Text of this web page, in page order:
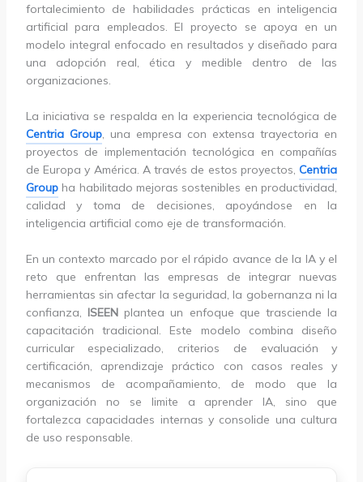
fortalecimiento de habilidades prácticas en inteligencia
artificial para empleados. El proyecto se apoya en un
modelo integral enfocado en resultados y diseñado para
una adopción real, ética y medible dentro de las
organizaciones.
La iniciativa se respalda en la experiencia tecnológica de
Centria Group, una empresa con extensa trayectoria en
proyectos de implementación tecnológica en compañías
de Europa y América. A través de estos proyectos,Centria
Groupha habilitado mejoras sostenibles en productividad,
calidad y toma de decisiones, apoyándose en la
inteligencia artificial como eje de transformación.
En un contexto marcado por el rápido avance de la IA y el
reto que enfrentan las empresas de integrar nuevas
herramientas sin afectar la seguridad, la gobernanza ni la
confianza, ISEENplantea un enfoque que trasciende la
capacitación tradicional. Este modelo combina diseño
curricular especializado, criterios de evaluación y
certificación, aprendizaje práctico con casos reales y
mecanismos de acompañamiento, de modo que la
organización no se limite a aprender IA, sino que
fortalezca capacidades internas y consolide una cultura
de uso responsable.